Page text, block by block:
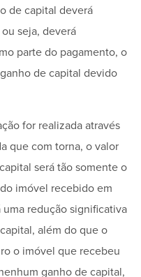
de capital deverá
seja, deverá
parte do pagamento, o
de capital devido
for realizada através
que com torna, o valor
será tão somente o
imóvel recebido em
redução significativa
além do que o
o imóvel que recebeu
ganho de capital,